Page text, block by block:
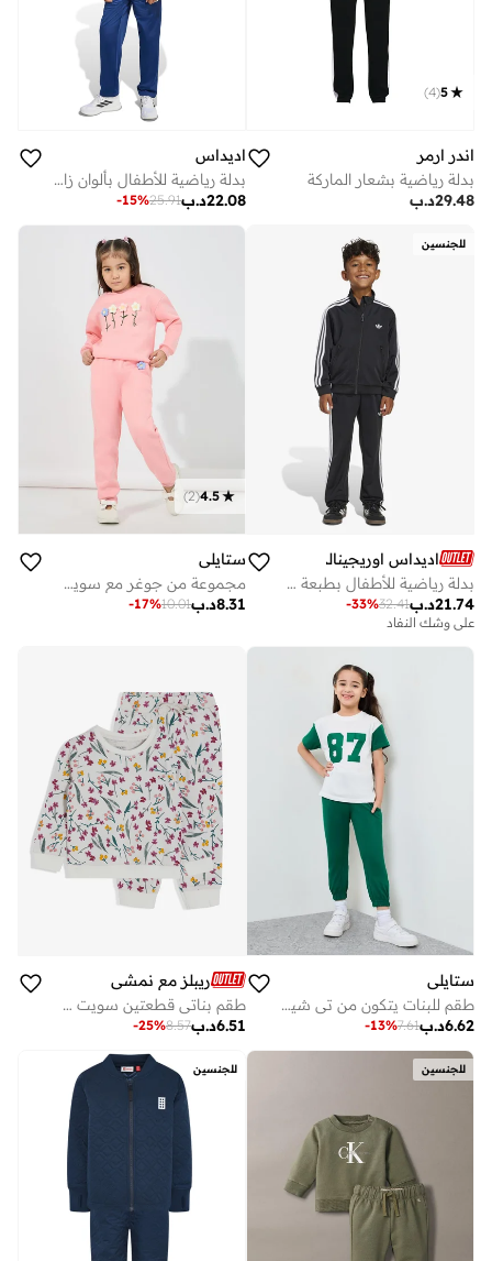
5
(
4
)
اندر ارمر
بدلة رياضية بشعار الماركة
د.ب29.48
اديداس
بدلة رياضية للأطفال بألوان زاهية
د.ب22.08
25.91
-15%
للجنسين
اديداس اوريجينالز
بدلة رياضية للأطفال بطبعة طائر النار
د.ب21.74
32.41
-33%
على وشك النفاد
4.5
(
2
)
ستايلي
مجموعة من جوغر مع سويت شيرت مزين بزهور
د.ب8.31
10.01
-17%
ستايلي
طقم للبنات يتكون من تي شيرت قطني بطبعة أرقام وبنطال جوجر
د.ب6.62
7.61
-13%
ريبلز مع نمشي
طقم بناتي قطعتين سويت شيرت وبنطلون رياضي
د.ب6.51
8.57
-25%
للجنسين للجنسين